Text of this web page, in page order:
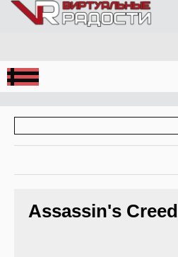
Jump to Navigation
Assassin's Creed